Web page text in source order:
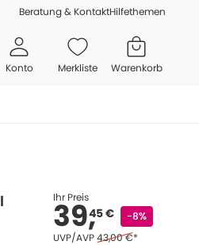
Beratung & KontaktHilfethemen
Konto Merkliste Warenkorb
Ihr Preis
39,45 € -8%
UVP/AVPEhemaliger Preis (U V
43,00 €*